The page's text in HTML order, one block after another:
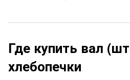
Где купить вал
хлебопечки